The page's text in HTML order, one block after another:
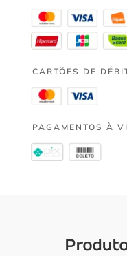
CARTÕES DE
PAGAMENTOS À